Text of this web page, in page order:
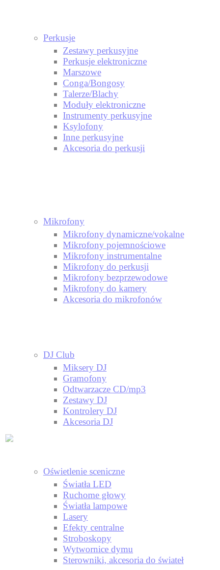
Perkusje
Zestawy perkusyjne
Perkusje elektroniczne
Marszowe
Conga/Bongosy
Talerze/Blachy
Moduły elektroniczne
Instrumenty perkusyjne
Ksylofony
Inne perkusyjne
Akcesoria do perkusji
Mikrofony
Mikrofony dynamiczne/vokalne
Mikrofony pojemnościowe
Mikrofony instrumentalne
Mikrofony do perkusji
Mikrofony bezprzewodowe
Mikrofony do kamery
Akcesoria do mikrofonów
DJ Club
Miksery DJ
Gramofony
Odtwarzacze CD/mp3
Zestawy DJ
Kontrolery DJ
Akcesoria DJ
Oświetlenie sceniczne
Światła LED
Ruchome głowy
Światła lampowe
Lasery
Efekty centralne
Stroboskopy
Wytwornice dymu
Sterowniki, akcesoria do świateł